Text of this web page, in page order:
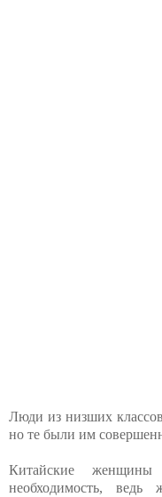
Люди из низших
но те были им
Китайские женщины
необходимость,